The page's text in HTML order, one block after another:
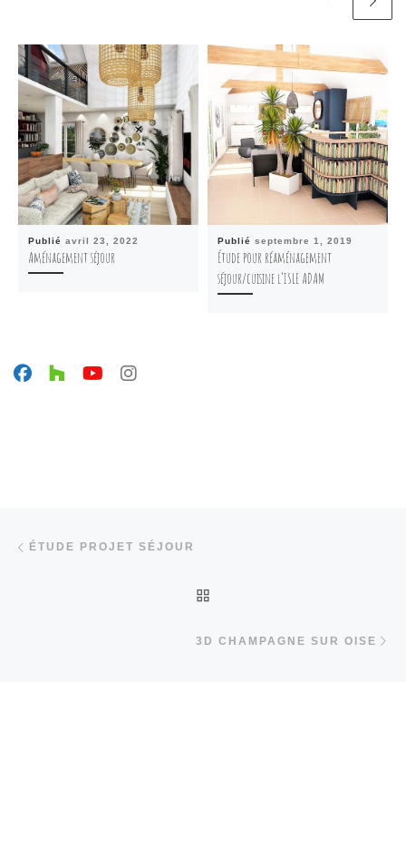
Publiéavril 23, 2022
Aménagement séjour
Publiéseptembre 1, 2019
Étude pour réaménagement
séjour/cuisine l’ISLE ADAM
ÉTUDE PROJET SÉJOUR
3D CHAMPAGNE SUR OISE